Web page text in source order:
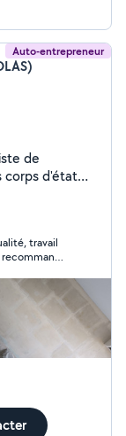
Auto-entrepreneur
de
corps d'état
travail